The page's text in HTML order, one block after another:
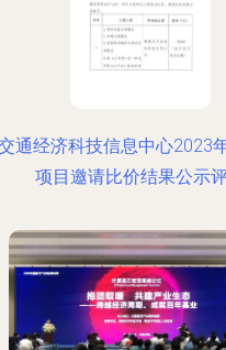
通经济科技信息中心2023
项目邀请比价结果公示